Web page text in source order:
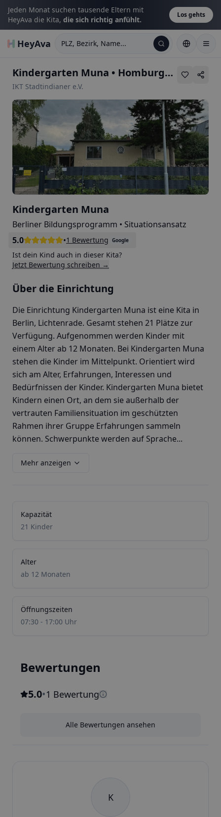
Jeden Monat suchen tausende Eltern mit
HeyAva die Kita, die sich richtig anfühlt.
Los gehts
HeyAva PLZ, Bezirk, Name...
Kindergarten Muna • Homburgstr. 17
IKT Stadtindianer e.V.
Kindergarten Muna
Berliner Bildungsprogramm • Situationsansatz
5.0
•1 Bewertung Google
Ist dein Kind auch in dieser Kita?
Jetzt Bewertung schreiben →
Über die Einrichtung
Die Einrichtung Kindergarten Muna ist eine Kita in
Berlin, Lichtenrade. Gesamt stehen 21 Plätze zur
Verfügung. Aufgenommen werden Kinder mit
einem Alter ab 12 Monaten. Bei Kindergarten Muna
stehen die Kinder im Mittelpunkt. Orientiert wird
sich am Alter, Erfahrungen, Interessen und
Bedürfnissen der Kinder. Kindergarten Muna bietet
Kindern einen Ort, an dem sie außerhalb der
vertrauten Familiensituation im geschützten
Rahmen ihrer Gruppe Erfahrungen sammeln
können. Schwerpunkte werden auf Sprache...
Mehr anzeigen
Kapazität
21 Kinder
Alter
ab 12 Monaten
Öffnungszeiten
07:30 - 17:00 Uhr
Bewertungen
5.0•1 Bewertung
Alle Bewertungen ansehen
K